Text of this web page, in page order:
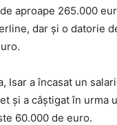
aproape 265.000
dar şi o datorie
Isar a încasat un
şi a câştigat în urma
60.000 de euro.